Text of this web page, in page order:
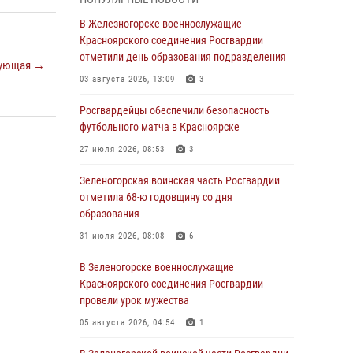
→
В Красноярске взрывотехники
спецподразделения Росгвардии уничтожили
артиллерийский снаряд
05 августа 2026, 04:52 1
В Красноярске сотрудники
вневедомственной охраны Росгвардии
задержали подозреваемого в серии краж из
04 августа 2026, 09:57
Сотрудники Росгвардии обеспечили
общественный порядок во время
Дудинке
04 августа 2026, 08:36 1
В Красноярске сотрудники Росгвардии
супермаркета
В Железногорске военнослужащие
Красноярского соединения Росгвардии
отметили день образования подразделения
03 августа 2026, 13:09 3
Росгвардейцы обеспечили безопасность
футбольного матча в Красноярске
27 июля 2026, 08:53 3
Зеленогорская воинская часть Росгвардии
отметила 68-ю годовщину со дня
образования
31 июля 2026, 08:08 6
В Зеленогорске военнослужащие
Красноярского соединения Росгвардии
провели урок мужества
05 августа 2026, 04:54 1